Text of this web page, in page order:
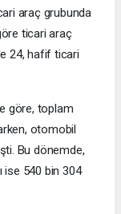
araç grubunda
ticari araç
24, hafif ticari
göre, toplam
otomobil
Bu dönemde,
ise 540 bin 304